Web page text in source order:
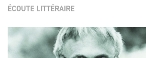
ÉCOUTE LITTÉRAIRE